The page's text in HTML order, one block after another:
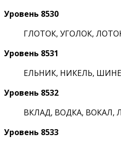
Уровень 8530
ГЛОТОК, УГОЛОК,
Уровень 8531
ЕЛЬНИК, НИКЕЛЬ,
Уровень 8532
ВКЛАД, ВОДКА, ВОКАЛ,
Уровень 8533